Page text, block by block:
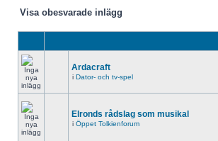
Visa obesvarade inlägg
Ardacraft
i Dator- och tv-spel
Elronds rådslag som musikal
i Öppet Tolkienforum